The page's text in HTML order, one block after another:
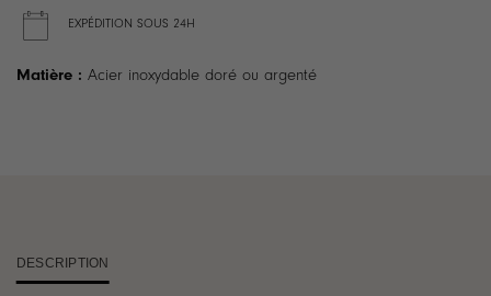
EXPÉDITION SOUS 24H
Matière : Acier inoxydable doré ou argenté
DESCRIPTION